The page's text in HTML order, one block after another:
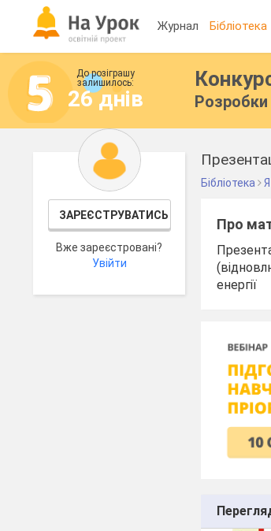
Журнал Бібліотека
До розіграшу
залишилось:
26 днів Розробки
ЗАРЕЄСТРУВАТИСЬ
Вже зареєстровані?
Увійти
Бібліотека
Про
енергії